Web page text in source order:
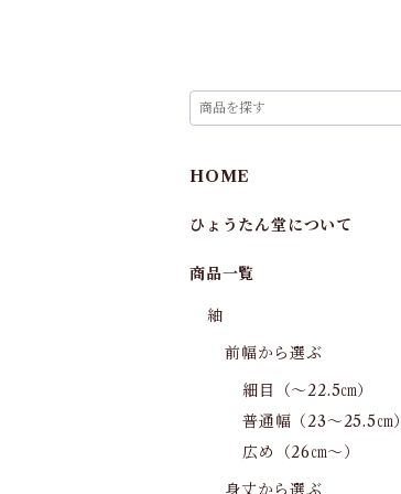
HOME
ひょうたん堂について
商品一覧
紬
前幅から選ぶ
細目（～22.5㎝）
普通幅（23～25.5㎝）
広め（26㎝～）
身丈から選ぶ